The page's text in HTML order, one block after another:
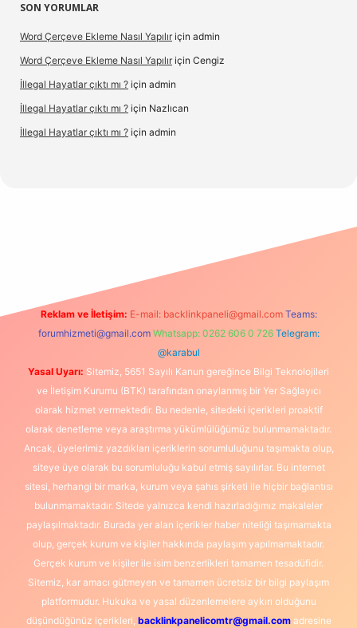
SON YORUMLAR
Word Çerçeve Ekleme Nasıl Yapılır için admin
Word Çerçeve Ekleme Nasıl Yapılır için Cengiz
İllegal Hayatlar çıktı mı ? için admin
İllegal Hayatlar çıktı mı ? için Nazlıcan
İllegal Hayatlar çıktı mı ? için admin
Reklam ve İletişim: E-mail: backlinkpaneli@gmail.com Teams:
forumhizmeti@gmail.com Whatsapp: 0262 606 0 726 Telegram:
@karabul
Yasal Uyarı: Sitemiz, 5651 Sayılı Kanun gereğince Bilgi Teknolojileri
ve İletişim Kurumu (BTK) tarafından onaylanmış bir Yer Sağlayıcı
olarak hizmet vermektedir. Bu nedenle, sitedeki içerikleri proaktif
olarak denetleme veya araştırma yükümlülüğümüz bulunmamaktadır.
Ancak, üyelerimiz yazdıkları içeriklerin sorumluluğunu taşımakta olup,
siteye üye olarak bu sorumluluğu kabul etmiş sayılırlar. Bu internet
sitesi, herhangi bir marka, kurum veya şahıs şirketi ile hiçbir bağlantısı
bulunmamaktadır. Sitede yalnızca kendi hazırladığımız makaleler
paylaşılmaktadır. Burada yer alan içerikler haber niteliği taşımamakta
olup, gerçek kurum ve kişiler hakkında paylaşım yapılmamaktadır.
Gerçek kurum ve kişiler ile isim benzerlikleri tamamen tesadüfidir.
Sitemiz, kar amacı gütmeyen ve tamamen ücretsiz bir bilgi paylaşım
platformudur. Hukuka ve yasal düzenlemelere aykırı olduğunu
düşündüğünüz içerikleri, backlinkpanelicomtr@gmail.comadresine